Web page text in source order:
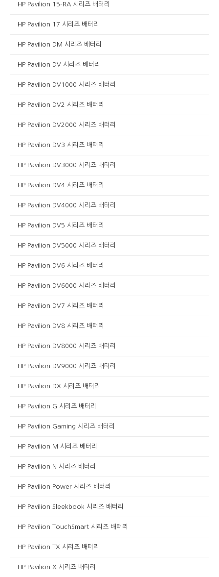
HP Pavilion 15-RA 시리즈 배터리
HP Pavilion 17 시리즈 배터리
HP Pavilion DM 시리즈 배터리
HP Pavilion DV 시리즈 배터리
HP Pavilion DV1000 시리즈 배터리
HP Pavilion DV2 시리즈 배터리
HP Pavilion DV2000 시리즈 배터리
HP Pavilion DV3 시리즈 배터리
HP Pavilion DV3000 시리즈 배터리
HP Pavilion DV4 시리즈 배터리
HP Pavilion DV4000 시리즈 배터리
HP Pavilion DV5 시리즈 배터리
HP Pavilion DV5000 시리즈 배터리
HP Pavilion DV6 시리즈 배터리
HP Pavilion DV6000 시리즈 배터리
HP Pavilion DV7 시리즈 배터리
HP Pavilion DV8 시리즈 배터리
HP Pavilion DV8000 시리즈 배터리
HP Pavilion DV9000 시리즈 배터리
HP Pavilion DX 시리즈 배터리
HP Pavilion G 시리즈 배터리
HP Pavilion Gaming 시리즈 배터리
HP Pavilion M 시리즈 배터리
HP Pavilion N 시리즈 배터리
HP Pavilion Power 시리즈 배터리
HP Pavilion Sleekbook 시리즈 배터리
HP Pavilion TouchSmart 시리즈 배터리
HP Pavilion TX 시리즈 배터리
HP Pavilion X 시리즈 배터리